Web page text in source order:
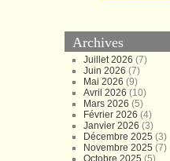
Archives
Juillet 2026 (7)
Juin 2026 (7)
Mai 2026 (9)
Avril 2026 (10)
Mars 2026 (5)
Février 2026 (4)
Janvier 2026 (3)
Décembre 2025 (3)
Novembre 2025 (7)
Octobre 2025 (5)